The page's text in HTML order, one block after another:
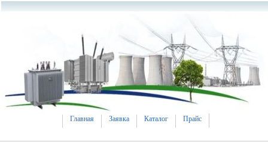
Главная Заявка Каталог Прайс